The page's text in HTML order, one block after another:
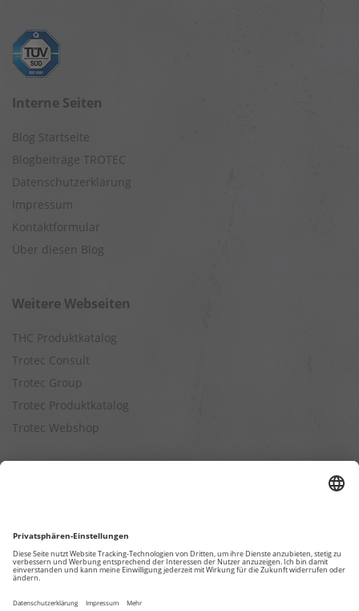
Interne Seiten
Blog Startseite
Blogbeiträge TROTEC
Datenschutzerklärung
Impressum
Kontaktformular
Über diesen Blog
Weitere Webseiten
THC Produktkatalog
Trotec Consult
Trotec Group
Trotec Produktkatalog
Trotec Webshop
Entfeuchtungsleistung berechnen
Kapazitätsberechnung für Luftreiniger
Klimatisierungsleistung berechnen
Ventilationsleistung berechnen